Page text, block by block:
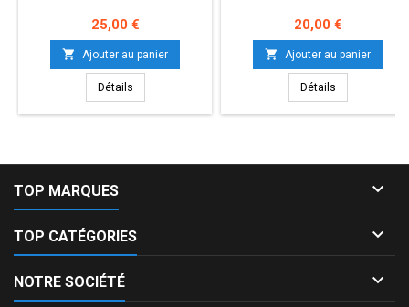
Prix
25,00 €
 Ajouter au panier
Détails
Prix
20,00 €
 Ajouter au panier
Détails
TOP MARQUES 
TOP CATÉGORIES 
NOTRE SOCIÉTÉ 